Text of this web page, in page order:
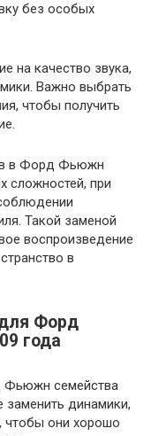
без особых
на качество звука,
Важно выбрать
чтобы получить
в Форд Фьюжн
сложностей, при
Такой заменой
воспроизведение
в
Форд
года
Фьюжн семейства
заменить динамики,
чтобы они хорошо